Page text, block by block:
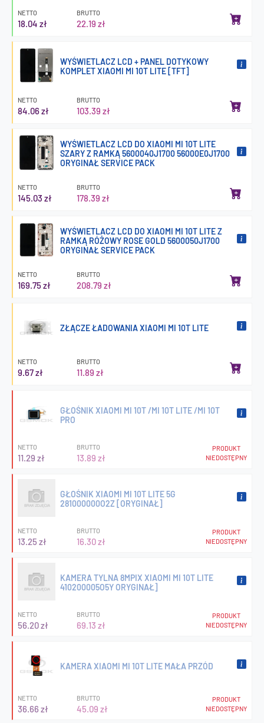
NETTO
18.04 zł
BRUTTO
22.19 zł
WYŚWIETLACZ LCD + PANEL DOTYKOWY
KOMPLET XIAOMI MI 10T LITE [TFT]
NETTO
84.06 zł
BRUTTO
103.39 zł
WYŚWIETLACZ LCD DO XIAOMI MI 10T LITE
SZARY Z RAMKĄ 5600040J1700 56000E0J1700
ORYGINAŁ SERVICE PACK
NETTO
145.03 zł
BRUTTO
178.39 zł
WYŚWIETLACZ LCD DO XIAOMI MI 10T LITE Z
RAMKĄ RÓŻOWY ROSE GOLD 5600050J1700
ORYGINAŁ SERVICE PACK
NETTO
169.75 zł
BRUTTO
208.79 zł
ZŁĄCZE ŁADOWANIA XIAOMI MI 10T LITE
NETTO
9.67 zł
BRUTTO
11.89 zł
GŁOŚNIK XIAOMI MI 10T /MI 10T LITE /MI 10T
PRO
NETTO
11.29 zł
BRUTTO
13.89 zł
PRODUKT
NIEDOSTĘPNY
GŁOŚNIK XIAOMI MI 10T LITE 5G
281000000O2Z [ORYGINAŁ]
NETTO
13.25 zł
BRUTTO
16.30 zł
PRODUKT
NIEDOSTĘPNY
KAMERA TYLNA 8MPIX XIAOMI MI 10T LITE
410200005O5Y ORYGINAŁ]
NETTO
56.20 zł
BRUTTO
69.13 zł
PRODUKT
NIEDOSTĘPNY
KAMERA XIAOMI MI 10T LITE MAŁA PRZÓD
NETTO
36.66 zł
BRUTTO
45.09 zł
PRODUKT
NIEDOSTĘPNY